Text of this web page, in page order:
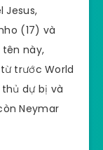
Jesus,
(17) và
tên này,
trước World
dự bị và
Neymar